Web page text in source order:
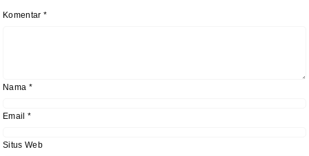
Komentar *
Nama *
Email *
Situs Web